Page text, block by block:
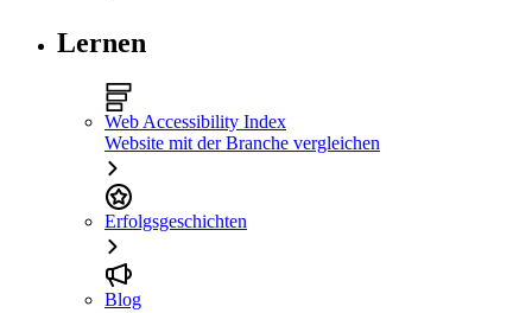
Lernen
Web Accessibility Index
Website mit der Branche vergleichen
Erfolgsgeschichten
Blog